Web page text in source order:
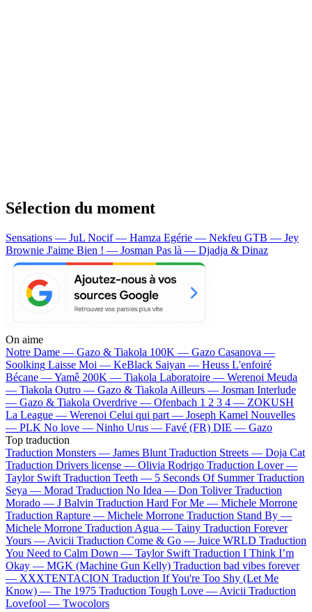
Sélection du moment
Sensations — JuL Nocif — Hamza Egérie — Nekfeu GTB — Jey
Brownie J'aime Bien ! — Josman Pas là — Djadja & Dinaz
On aime
Notre Dame — Gazo & Tiakola 100K — Gazo Casanova —
Soolking Laisse Moi — KeBlack Saiyan — Heuss L'enfoiré
Bécane —Yamê 200K — Tiakola Laboratoire — Werenoi Meuda
— Tiakola Outro — Gazo & Tiakola Ailleurs — Josman Interlude
— Gazo & Tiakola Overdrive — Ofenbach 1 2 3 4 — ZOKUSH
La League — Werenoi Celui qui part — Joseph Kamel Nouvelles
— PLK No love — Ninho Urus — Favé (FR) DIE — Gazo
Top traduction
Traduction Monsters — James Blunt Traduction Streets — Doja Cat
Traduction Drivers license — Olivia Rodrigo Traduction Lover —
Taylor Swift Traduction Teeth — 5 Seconds Of Summer Traduction
Seya — Morad Traduction No Idea — Don Toliver Traduction
Morado — J Balvin Traduction Hard For Me — Michele Morrone
Traduction Rapture — Michele Morrone Traduction Stand By —
Michele Morrone Traduction Agua — Tainy Traduction Forever
Yours — Avicii Traduction Come & Go — Juice WRLD Traduction
You Need to Calm Down — Taylor Swift Traduction I Think I’m
Okay — MGK (Machine Gun Kelly) Traduction bad vibes forever
— XXXTENTACION Traduction If You're Too Shy (Let Me
Know) — The 1975 Traduction Tough Love — Avicii Traduction
Lovefool — Twocolors